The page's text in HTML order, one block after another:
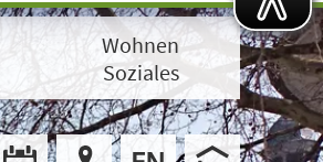
Wohnen
Soziales